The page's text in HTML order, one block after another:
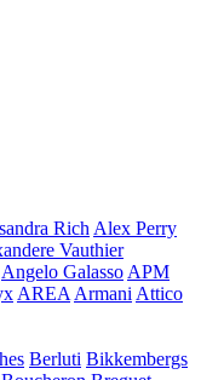
RichAlex Perry
Vauthier
Angelo GalassoAPM
AREAArmaniAttico
Berluti Bikkembergs